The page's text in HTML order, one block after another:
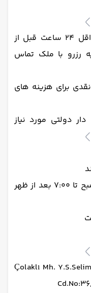
برای هماهنگی برای ورود لطفاً حداقل 24 ساعت قبل از
رزرو با ملک تماس
برای هزینه های
دولتی مورد نیاز
دسترسی به استخر از ساعت 8:00 صبح تا 7:00 بعد از ظهر
: Çolaklı Mh. Y.S.Selim